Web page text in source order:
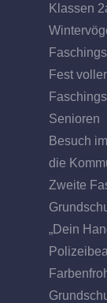
Klassen
Fest
Senioren
Besuch
die
Zweite
„Dein